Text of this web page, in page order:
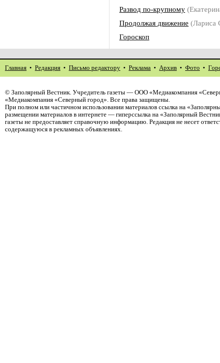
Развод по-крупному
Продолжая движение
Гороскоп
Главная • Редакция • Письмо редактору • Реклама • Архив • Фото •
© Заполярный Вестник. Учредитель газеты — ООО «Медиакомпания
«Медиакомпания «Северный город». Все права защищены.
При полном или частичном использовании материалов ссылка на
размещении материалов в интернете — гиперссылка на «Заполярный
газеты не предоставляет справочную информацию. Редакция не несет
содержащуюся в рекламных объявлениях.